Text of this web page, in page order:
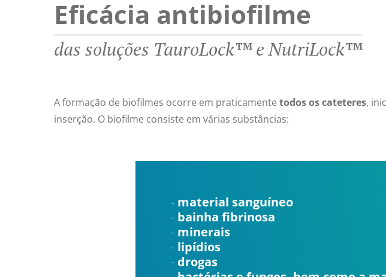
Eficácia antibiofilme
das soluções TauroLock™ e NutriLock™
A formação de biofilmes ocorre em praticamente todos os cateteres,
inserção. O biofilme consiste em várias substâncias:
material sanguíneo
bainha fibrinosa
minerais
lipídios
drogas